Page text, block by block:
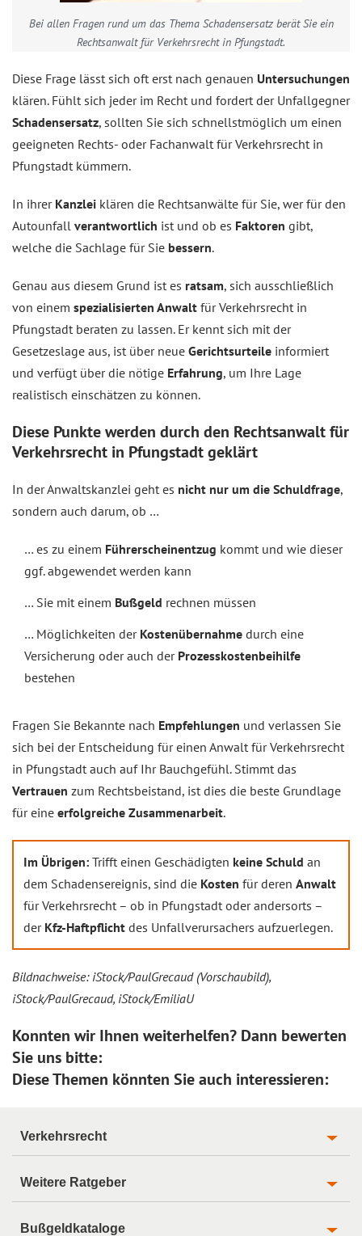
Bei allen Fragen rund um das Thema Schadensersatz berät Sie ein
Rechtsanwalt für Verkehrsrecht in Pfungstadt.
Diese Frage lässt sich oft erst nach genauen Untersuchungen
klären. Fühlt sich jeder im Recht und fordert der Unfallgegner
Schadensersatz, sollten Sie sich schnellstmöglich um einen
geeigneten Rechts- oder Fachanwalt für Verkehrsrecht in
Pfungstadt kümmern.
In ihrer Kanzlei klären die Rechtsanwälte für Sie, wer für den
Autounfall verantwortlich ist und ob es Faktoren gibt,
welche die Sachlage für Sie bessern.
Genau aus diesem Grund ist es ratsam, sich ausschließlich
von einem spezialisierten Anwalt für Verkehrsrecht in
Pfungstadt beraten zu lassen. Er kennt sich mit der
Gesetzeslage aus, ist über neue Gerichtsurteile informiert
und verfügt über die nötige Erfahrung, um Ihre Lage
realistisch einschätzen zu können.
Diese Punkte werden durch den Rechtsanwalt für
Verkehrsrecht in Pfungstadt geklärt
In der Anwaltskanzlei geht es nicht nur um die Schuldfrage,
sondern auch darum, ob …
… es zu einem Führerscheinentzug kommt und wie dieser
ggf. abgewendet werden kann
… Sie mit einem Bußgeld rechnen müssen
… Möglichkeiten der Kostenübernahme durch eine
Versicherung oder auch der Prozesskostenbeihilfe
bestehen
Fragen Sie Bekannte nach Empfehlungen und verlassen Sie
sich bei der Entscheidung für einen Anwalt für Verkehrsrecht
in Pfungstadt auch auf Ihr Bauchgefühl. Stimmt das
Vertrauen zum Rechtsbeistand, ist dies die beste Grundlage
für eine erfolgreiche Zusammenarbeit.
Im Übrigen: Trifft einen Geschädigten keine Schuld an
dem Schadensereignis, sind die Kosten für deren Anwalt
für Verkehrsrecht – ob in Pfungstadt oder andersorts –
der Kfz-Haftpflicht des Unfallverursachers aufzuerlegen.
Bildnachweise: iStock/PaulGrecaud (Vorschaubild),
iStock/PaulGrecaud, iStock/EmiliaU
Konnten wir Ihnen weiterhelfen? Dann bewerten
Sie uns bitte:
Diese Themen könnten Sie auch interessieren:
Verkehrsrecht
Weitere Ratgeber
Bußgeldkataloge